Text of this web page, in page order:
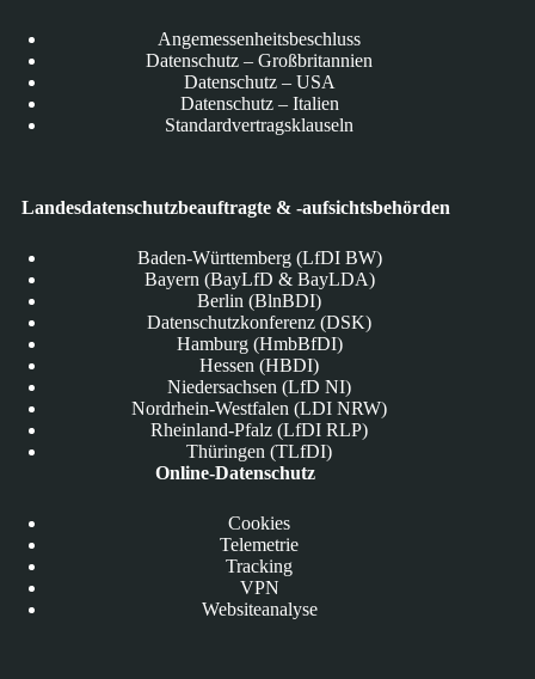
Angemessenheitsbeschluss
Datenschutz – Großbritannien
Datenschutz – USA
Datenschutz – Italien
Standardvertragsklauseln
Landesdatenschutzbeauftragte & -aufsichtsbehörden
Baden-Württemberg (LfDI BW)
Bayern (BayLfD & BayLDA)
Berlin (BlnBDI)
Datenschutzkonferenz (DSK)
Hamburg (HmbBfDI)
Hessen (HBDI)
Niedersachsen (LfD NI)
Nordrhein-Westfalen (LDI NRW)
Rheinland-Pfalz (LfDI RLP)
Thüringen (TLfDI)
Online-Datenschutz
Cookies
Telemetrie
Tracking
VPN
Websiteanalyse